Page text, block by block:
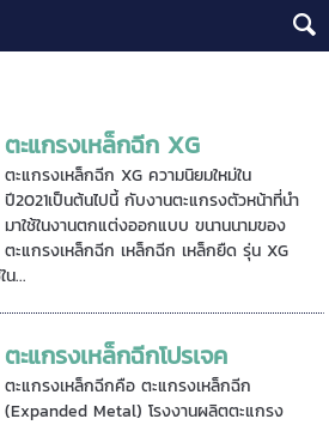
ตะแกรงเหล็กฉีก XG
ตะแกรงเหล็กฉีก XG ความนิยมใหม่ใน
ปี2021เป็นต้นไปนี้ กับงานตะแกรงตัวหน้าที่นำ
มาใช้ในงานตกแต่งออกแบบ ขนานนามของ
ตะแกรงเหล็กฉีก เหล็กฉีก เหล็กยืด รุ่น XG
...
ตะแกรงเหล็กฉีกโปรเจค
ตะแกรงเหล็กฉีกคือ ตะแกรงเหล็กฉีก
(Expanded Metal) โรงงานผลิตตะแกรง